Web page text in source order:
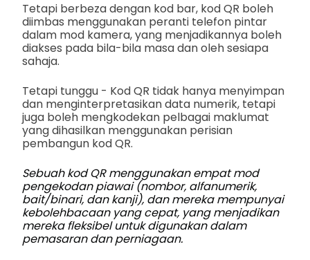
Tetapi berbeza dengan kod bar, kod QR boleh
diimbas menggunakan peranti telefon pintar
dalam mod kamera, yang menjadikannya boleh
diakses pada bila-bila masa dan oleh sesiapa
sahaja.
Tetapi tunggu - Kod QR tidak hanya menyimpan
dan menginterpretasikan data numerik, tetapi
juga boleh mengkodekan pelbagai maklumat
yang dihasilkan menggunakan perisian
pembangun kod QR.
Sebuah kod QR menggunakan empat mod
pengekodan piawai (nombor, alfanumerik,
bait/binari, dan kanji), dan mereka mempunyai
kebolehbacaan yang cepat, yang menjadikan
mereka fleksibel untuk digunakan dalam
pemasaran dan perniagaan.